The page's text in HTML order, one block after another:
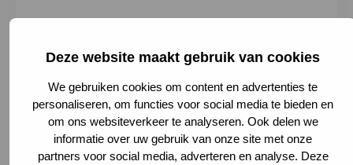
Deze website maakt gebruik van cookies
We gebruiken cookies om content en advertenties te
personaliseren, om functies voor social media te bieden en
om ons websiteverkeer te analyseren. Ook delen we
informatie over uw gebruik van onze site met onze
partners voor social media, adverteren en analyse. Deze
Henri Dunantweg 2, 8934 AD Leeuwarden,